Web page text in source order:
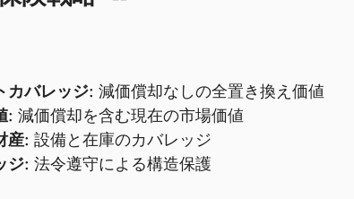
カバレッジ: 減価償却なしの全置き換え価値
: 減価償却を含む現在の市場価値
産: 設備と在庫のカバレッジ
ジ: 法令遵守による構造保護